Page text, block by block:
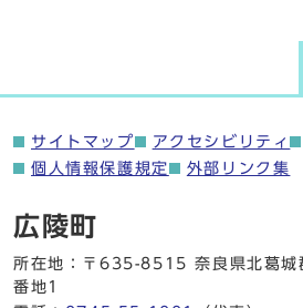
サイトマップ アクセシビリティ
個人情報保護規定
外部リンク集
広陵町
所在地：〒635-8515 奈良県北葛城
番地1